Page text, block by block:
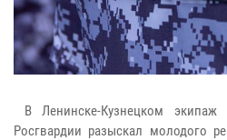
В Ленинске-Кузнецком экипаж
Росгвардии разыскал молодого